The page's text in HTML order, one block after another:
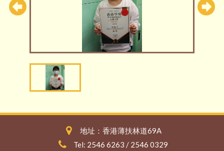
地址：香港薄扶林道69A
Tel: 2546 6263 / 2546 0329